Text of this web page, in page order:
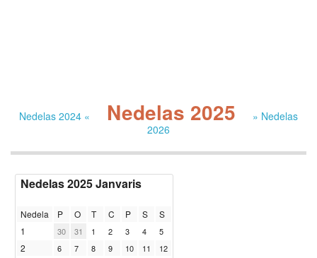
Nedelas 2024 « Nedelas 2025
» Nedelas
2026
Nedelas 2025 Janvaris
Nedela P O T C P S
S
1
30 31 1 2 3 4 5
2 6 7 8 9 10 11 12